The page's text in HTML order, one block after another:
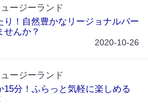
ージーランド
り！自然豊かなリージョナルパー
せんか？
2020-10-26
ージーランド
15分！ふらっと気軽に楽しめる